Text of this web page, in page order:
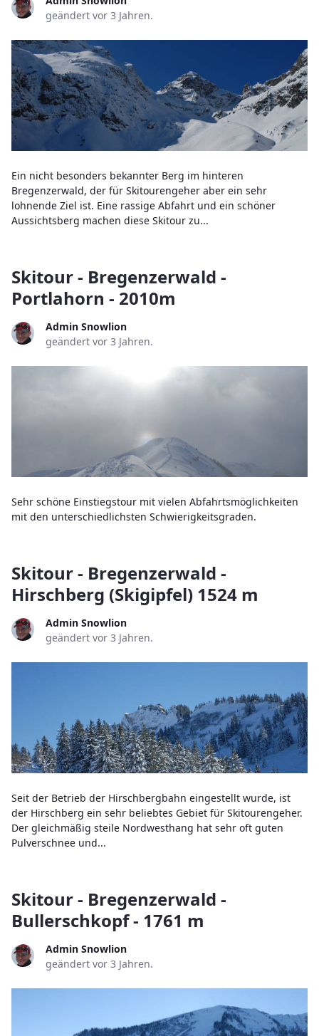
geändert vor 3 Jahren.
Ein nicht besonders bekannter Berg im hinteren
Bregenzerwald, der für Skitourengeher aber ein sehr
lohnende Ziel ist. Eine rassige Abfahrt und ein schöner
Aussichtsberg machen diese Skitour zu...
Skitour - Bregenzerwald -
Portlahorn - 2010m
Admin Snowlion
geändert vor 3 Jahren.
Sehr schöne Einstiegstour mit vielen Abfahrtsmöglichkeiten
mit den unterschiedlichsten Schwierigkeitsgraden.
Skitour - Bregenzerwald -
Hirschberg (Skigipfel) 1524 m
Admin Snowlion
geändert vor 3 Jahren.
Seit der Betrieb der Hirschbergbahn eingestellt wurde, ist
der Hirschberg ein sehr beliebtes Gebiet für Skitourengeher.
Der gleichmäßig steile Nordwesthang hat sehr oft guten
Pulverschnee und...
Skitour - Bregenzerwald -
Bullerschkopf - 1761 m
Admin Snowlion
geändert vor 3 Jahren.